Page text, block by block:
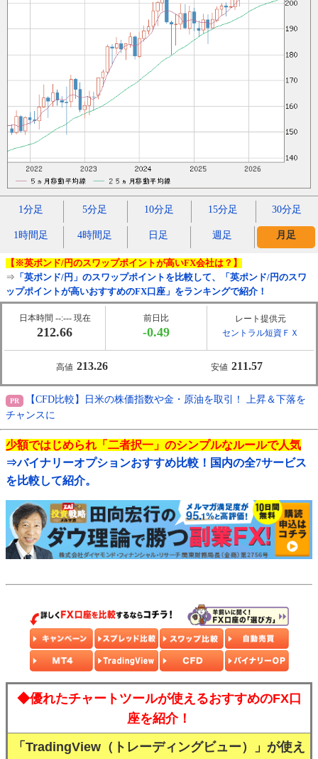
1分足 5分足 10分足 15分足 30分足
1時間足 4時間足 日足 週足 月足
【※英ポンド/円のスワップポイントが高いFX会社は？】
⇒ 「英ポンド/円」のスワップポイントを比較して、「英ポンド/円のスワ
ップポイントが高いおすすめのFX口座」をランキングで紹介！
日本時間 --:--- 現在
212.66
前日比
-0.49
レート提供元
セントラル短資ＦＸ
高値 213.26 安値 211.57
【CFD比較】日米の株価指数や金・原油を取引！ 上昇＆下落を
チャンスに
少額ではじめられ「二者択一」のシンプルなルールで人気
⇒バイナリーオプションおすすめ比較！国内の全7サービス
を比較して紹介。
◆優れたチャートツールが使えるおすすめのFX口
座を紹介！
「TradingView（トレーディングビュー）」が使え